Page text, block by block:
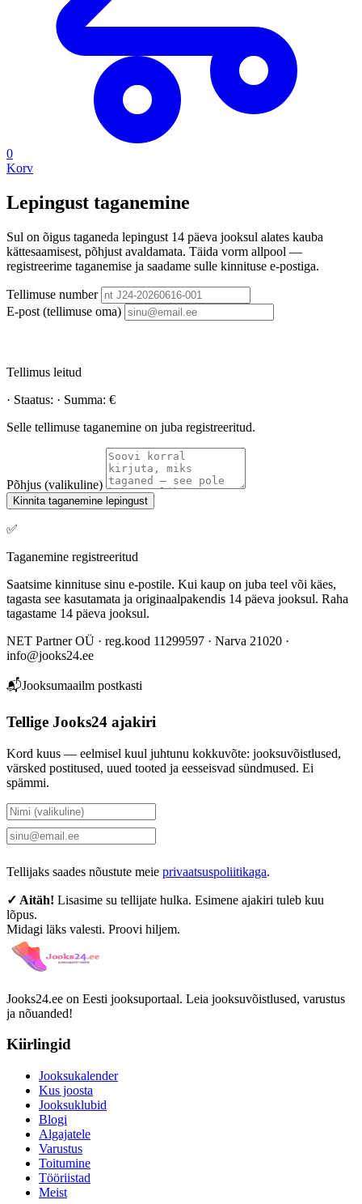
0
Korv
Lepingust taganemine
Sul on õigus taganeda lepingust 14 päeva jooksul alates kauba
kättesaamisest, põhjust avaldamata. Täida vorm allpool —
registreerime taganemise ja saadame sulle kinnituse e-postiga.
Tellimuse number
E-post (tellimuse oma)
Tellimus leitud
· Staatus: · Summa: €
Selle tellimuse taganemine on juba registreeritud.
Põhjus (valikuline)
Kinnita taganemine lepingust
✅
Taganemine registreeritud
Saatsime kinnituse sinu e-postile. Kui kaup on juba teel või käes,
tagasta see kasutamata ja originaalpakendis 14 päeva jooksul. Raha
tagastame 14 päeva jooksul.
NET Partner OÜ · reg.kood 11299597 · Narva 21020 ·
info@jooks24.ee
📬Jooksumaailm postkasti
Tellige Jooks24 ajakiri
Kord kuus — eelmisel kuul juhtunu kokkuvõte: jooksuvõistlused,
värsked postitused, uued tooted ja eesseisvad sündmused. Ei
spämmi.
Tellijaks saades nõustute meie privaatsuspoliitikaga.
✓ Aitäh! Lisasime su tellijate hulka. Esimene ajakiri tuleb kuu
lõpus.
Midagi läks valesti. Proovi hiljem.
Jooks24.ee on Eesti jooksuportaal. Leia jooksuvõistlused, varustus
ja nõuanded!
Kiirlingid
Jooksukalender
Kus joosta
Jooksuklubid
Blogi
Algajatele
Varustus
Toitumine
Tööriistad
Meist